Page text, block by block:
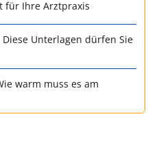
für Ihre Arztpraxis
Unterlagen dürfen Sie
warm muss es am